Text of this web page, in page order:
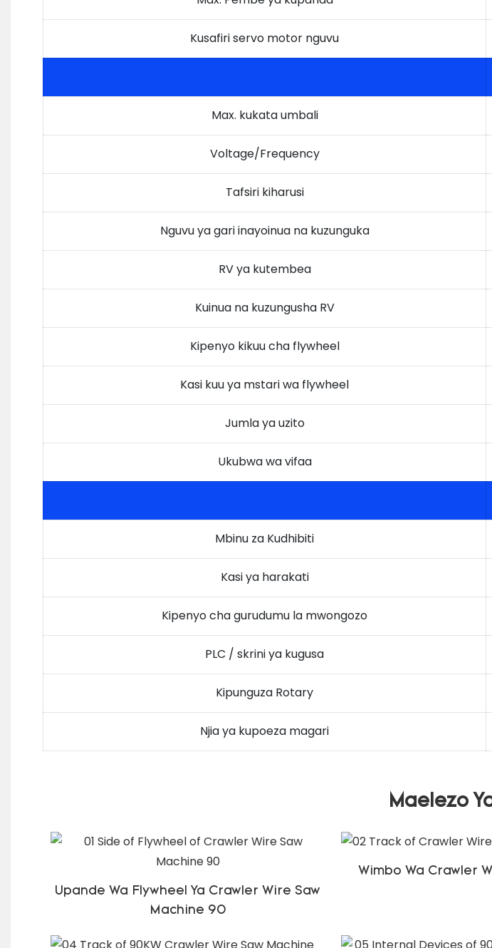
Kusafiri servo motor nguvu
Max. kukata umbali
Voltage/Frequency
Tafsiri kiharusi
Nguvu ya gari inayoinua na kuzunguka
RV ya kutembea
Kuinua na kuzungusha RV
Kipenyo kikuu cha flywheel
Kasi kuu ya mstari wa flywheel
Jumla ya uzito
Ukubwa wa vifaa
Mbinu za Kudhibiti
Kasi ya harakati
Kipenyo cha gurudumu la mwongozo
PLC / skrini ya kugusa
Kipunguza Rotary
Njia ya kupoeza magari
Maelezo
Upande Wa Flywheel Ya Crawler Wire Saw
Machine 90
Wimbo Wa Crawler